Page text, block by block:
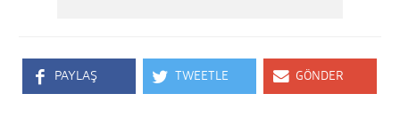
PAYLAŞ TWEETLE GÖNDER